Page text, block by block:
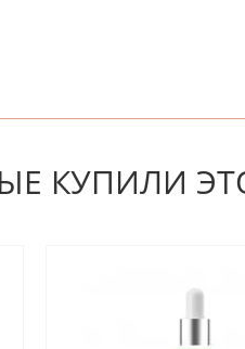
стать первым!
КУПИЛИ